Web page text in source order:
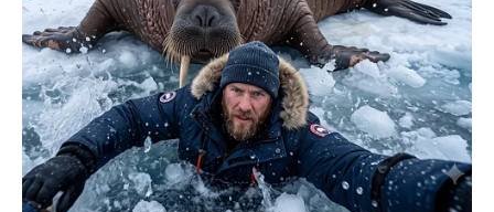
Za dodatnu dekadenciju, tortu možete poslužiti uz
kuglicu sladoleda od vanilije ili tučeno vrhnje.
Ako želite još jači okus kave, možete preliti tortu s
malo espressa prije nanošenja nadjeva.
Ova torta je idealna za ljubitelje bogatih čokoladnih
deserata s dodirom karamele i arome kave, savršena za